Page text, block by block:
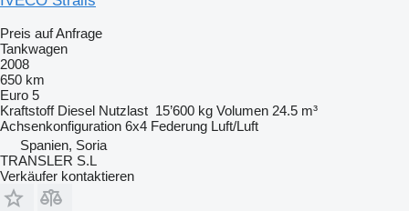
Preis auf Anfrage
Tankwagen
2008
650 km
Euro 5
Kraftstoff Diesel Nutzlast 15’600 kg Volumen 24.5 m³
Achsenkonfiguration 6x4 Federung Luft/Luft
Spanien, Soria
TRANSLER S.L
Verkäufer kontaktieren